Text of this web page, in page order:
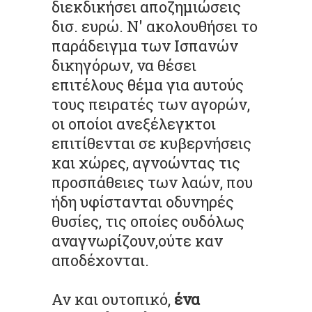
διεκδικήσει αποζημιώσεις
δισ. ευρώ. Ν' ακολουθήσει το
παράδειγμα των Ισπανών
δικηγόρων, να θέσει
επιτέλους θέμα για αυτούς
τους πειρατές των αγορών,
οι οποίοι ανεξέλεγκτοι
επιτίθενται σε κυβερνήσεις
και χώρες, αγνοώντας τις
προσπάθειες των λαών, που
ήδη υφίστανται οδυνηρές
θυσίες, τις οποίες ουδόλως
αναγνωρίζουν,ούτε καν
αποδέχονται.
Αν και ουτοπικό, ένα